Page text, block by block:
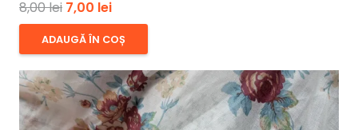
8,00lei Prețul
inițial
a
fost:
8,00 lei.
7,00 leiPrețul
curent
este:
7,00 lei.
ADAUGĂ ÎN COȘ